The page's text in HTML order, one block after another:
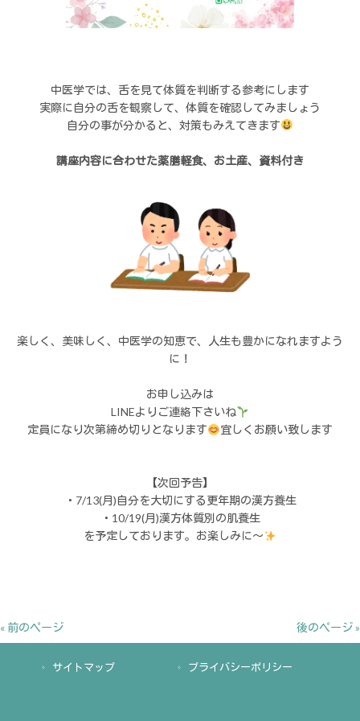
中医学では、舌を見て体質を判断する参考にします
実際に自分の舌を観察して、体質を確認してみましょう
自分の事が分かると、対策もみえてきます
講座内容に合わせた薬膳軽食、お土産、資料付き
楽しく、美味しく、中医学の知恵で、人生も豊かになれますよう
に！
お申し込みは
LINEよりご連絡下さいね
定員になり次第締め切りとなります
宜しくお願い致します
【次回予告】
・7/13(月)自分を大切にする更年期の漢方養生
・10/19(月)漢方体質別の肌養生
を予定しております。お楽しみに～
« 前のページ 後のページ »
サイトマップ プライバシーポリシー